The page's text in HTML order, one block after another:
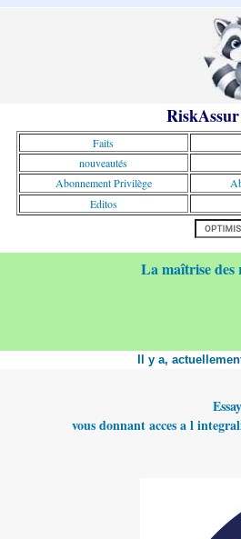
RiskAssur
Faits
nouveautés
Abonnement Privilège
Editos
La maîtrise des
Il y a,
vous donnant acces a l